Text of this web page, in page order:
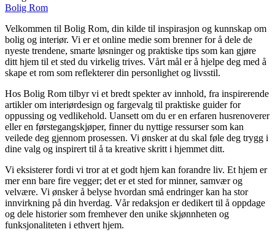
Bolig Rom
Velkommen til Bolig Rom, din kilde til inspirasjon og kunnskap om
bolig og interiør. Vi er et online medie som brenner for å dele de
nyeste trendene, smarte løsninger og praktiske tips som kan gjøre
ditt hjem til et sted du virkelig trives. Vårt mål er å hjelpe deg med å
skape et rom som reflekterer din personlighet og livsstil.
Hos Bolig Rom tilbyr vi et bredt spekter av innhold, fra inspirerende
artikler om interiørdesign og fargevalg til praktiske guider for
oppussing og vedlikehold. Uansett om du er en erfaren husrenoverer
eller en førstegangskjøper, finner du nyttige ressurser som kan
veilede deg gjennom prosessen. Vi ønsker at du skal føle deg trygg i
dine valg og inspirert til å ta kreative skritt i hjemmet ditt.
Vi eksisterer fordi vi tror at et godt hjem kan forandre liv. Et hjem er
mer enn bare fire vegger; det er et sted for minner, samvær og
velvære. Vi ønsker å belyse hvordan små endringer kan ha stor
innvirkning på din hverdag. Vår redaksjon er dedikert til å oppdage
og dele historier som fremhever den unike skjønnheten og
funksjonaliteten i ethvert hjem.